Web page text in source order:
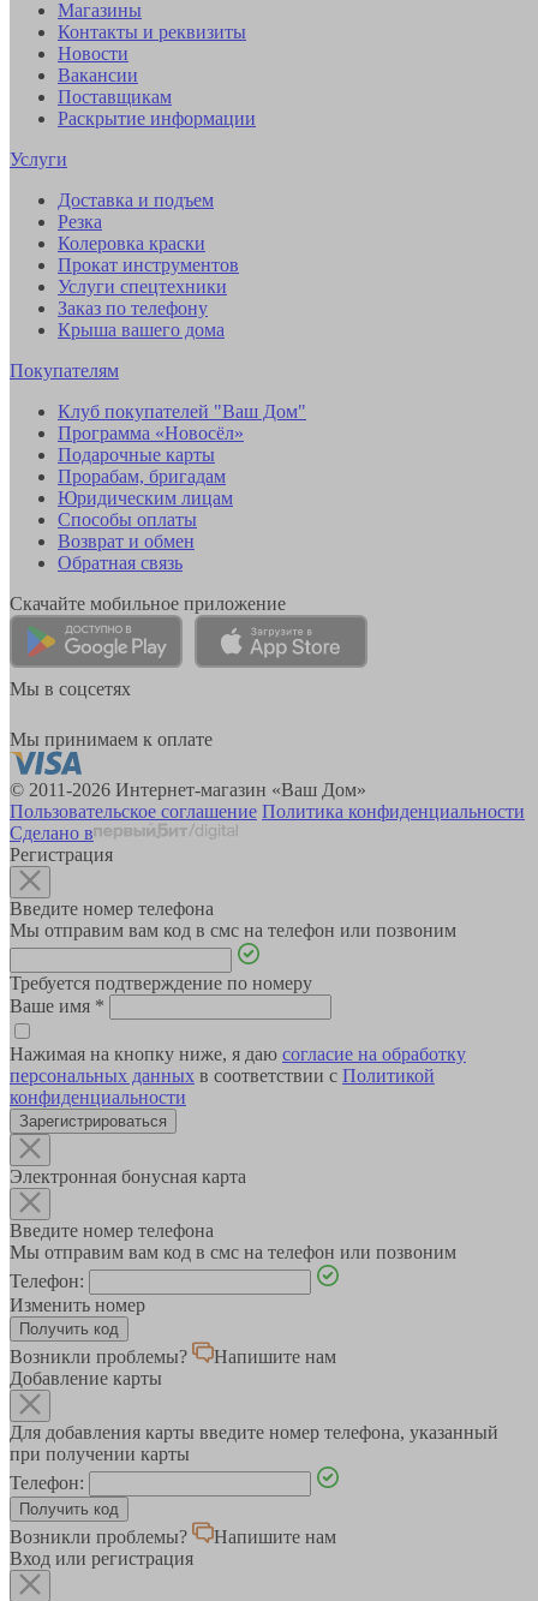
Магазины
Контакты и реквизиты
Новости
Вакансии
Поставщикам
Раскрытие информации
Услуги
Доставка и подъем
Резка
Колеровка краски
Прокат инструментов
Услуги спецтехники
Заказ по телефону
Крыша вашего дома
Покупателям
Клуб покупателей "Ваш Дом"
Программа «Новосёл»
Подарочные карты
Прорабам, бригадам
Юридическим лицам
Способы оплаты
Возврат и обмен
Обратная связь
Скачайте мобильное приложение
Мы в соцсетях
Мы принимаем к оплате
© 2011-2026 Интернет-магазин «Ваш Дом»
Пользовательское соглашение Политика конфиденциальности
Сделано в
Регистрация
Введите номер телефона
Мы отправим вам код в смс на телефон или позвоним
Требуется подтверждение по номеру
Ваше имя *
Нажимая на кнопку ниже, я даю согласие на обработку
персональных данных в соответствии с Политикой
конфиденциальности
Зарегистрироваться
Электронная бонусная карта
Введите номер телефона
Мы отправим вам код в смс на телефон или позвоним
Телефон:
Изменить номер
Возникли проблемы?
Напишите нам
Добавление карты
Для добавления карты введите номер телефона, указанный
при получении карты
Телефон:
Возникли проблемы?
Напишите нам
Вход или регистрация